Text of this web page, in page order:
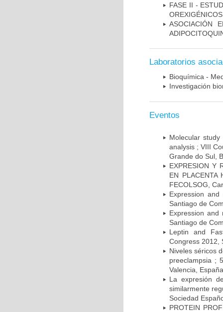
FASE II -
ASOCIACIÓN
Laboratorios
Bioquímica -
Investigación
Eventos
Molecular
analysis ; VIII
Grande do Sul,
EXPRESION Y
EN
FECOLSOG,
Expression
Santiago de
Expression
Santiago de
Leptin and
Congress 2012,
Niveles séricos
preeclampsia ;
Valencia,
La expresión
similarmente
Sociedad
PROTEIN